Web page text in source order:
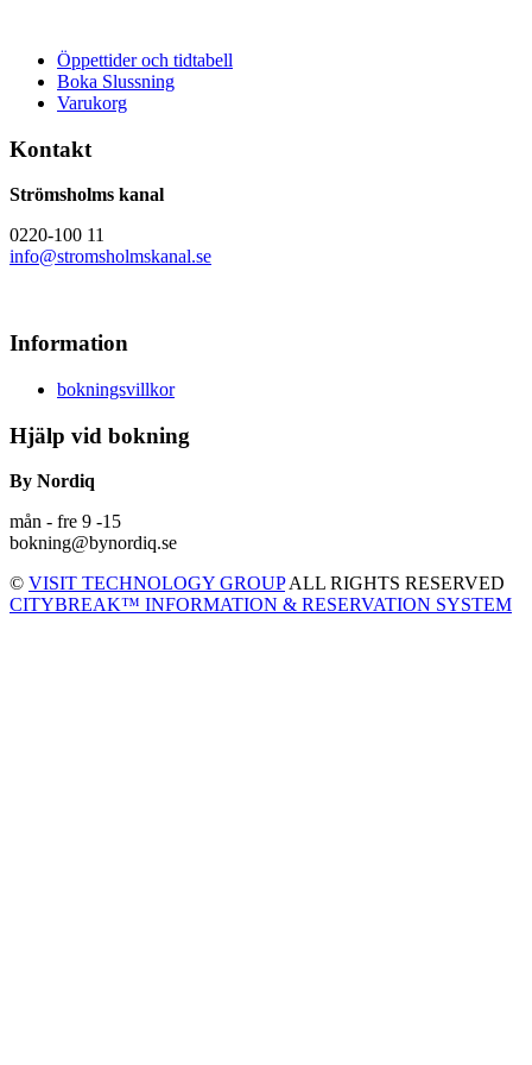
Öppettider och tidtabell
Boka Slussning
Varukorg
Kontakt
Strömsholms kanal
0220-100 11
info@stromsholmskanal.se
Information
bokningsvillkor
Hjälp vid bokning
By Nordiq
mån - fre 9 -15
bokning@bynordiq.se
© VISIT TECHNOLOGY GROUPALL RIGHTS RESERVED
CITYBREAK™ INFORMATION & RESERVATION SYSTEM